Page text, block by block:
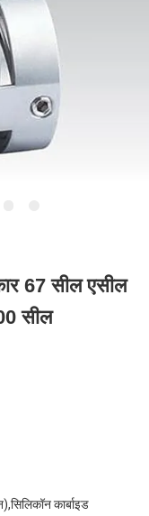
67 सील एसील
सील
कार्बाइड